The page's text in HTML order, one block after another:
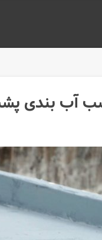
بندی پشت